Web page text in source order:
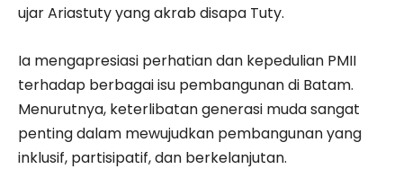
ujar Ariastuty yang akrab disapa Tuty.
Ia mengapresiasi perhatian dan kepedulian PMII
terhadap berbagai isu pembangunan di Batam.
Menurutnya, keterlibatan generasi muda sangat
penting dalam mewujudkan pembangunan yang
inklusif, partisipatif, dan berkelanjutan.